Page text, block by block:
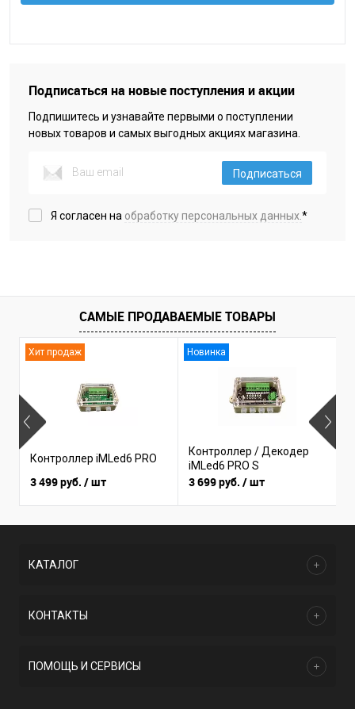
Подписаться на новые поступления и акции
Подпишитесь и узнавайте первыми о поступлении
новых товаров и самых выгодных акциях магазина.
Подписаться
Я согласен на обработку персональных данных.*
САМЫЕ ПРОДАВАЕМЫЕ ТОВАРЫ
Хит продаж
Контроллер iMLed6 PRO
3 499 руб. / шт
Новинка
Контроллер / Декодер
iMLed6 PRO S
3 699 руб. / шт
КАТАЛОГ
КОНТАКТЫ
ПОМОЩЬ И СЕРВИСЫ